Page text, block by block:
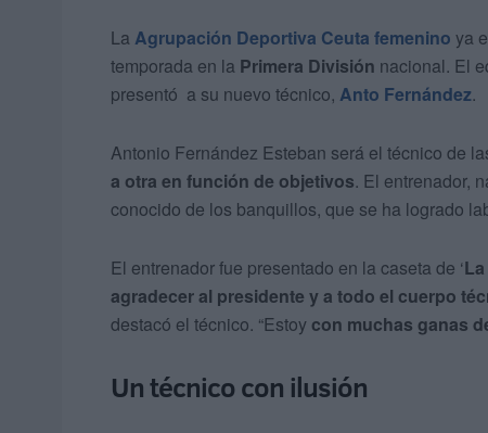
La Agrupación Deportiva Ceuta femenino ya
temporada en la Primera División nacional. El
presentó a su nuevo técnico, Anto Fernández.
Antonio Fernández Esteban será el técnico de
a otra en función de objetivos. El entrenador,
conocido de los banquillos, que se ha logrado
El entrenador fue presentado en la caseta de ‘
agradecer al presidente y a todo el cuerpo
destacó el técnico. “Estoy con muchas ganas
Un técnico con ilusión